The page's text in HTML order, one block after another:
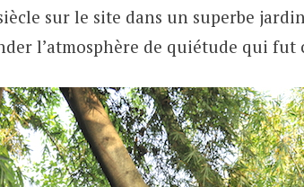
sur le site dans un superbe
l’atmosphère de quiétude qui